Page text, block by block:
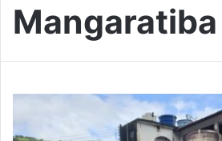
Mangaratiba